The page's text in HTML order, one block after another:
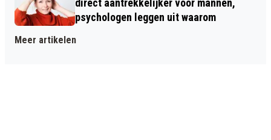
direct aantrekkelijker voor mannen,
psychologen leggen uit waarom
Meer artikelen